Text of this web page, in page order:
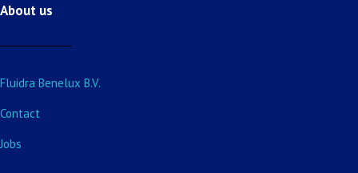
About us
Fluidra Benelux B.V.
Contact
Jobs